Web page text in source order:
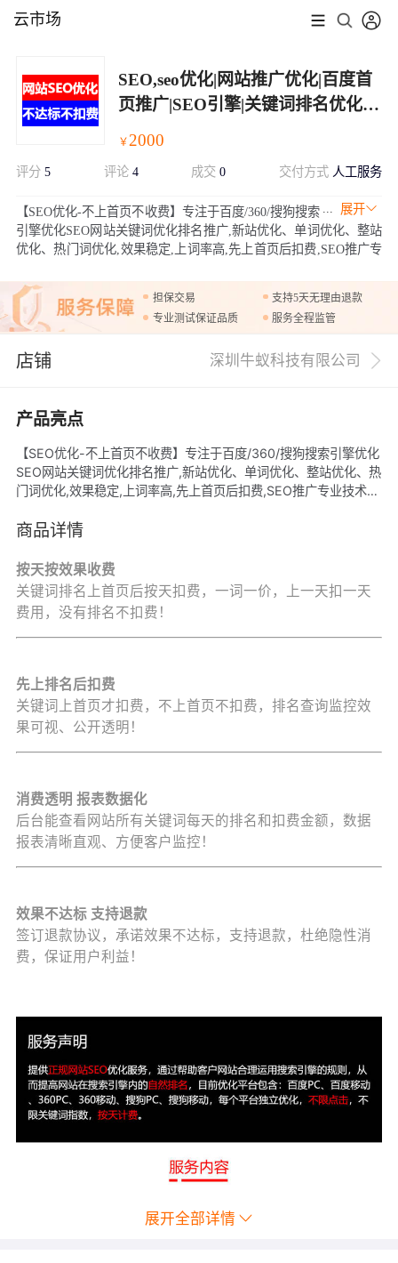
云市场
SEO,seo优化|网站推广优化|百度首
页推广|SEO引擎|关键词排名优化|
￥ 2000
评分 5 评论 4 成交0 交付方式 人工服务
展开
【SEO优化-不上首页不收费】专注于百度/360/搜狗搜索
引擎优化SEO网站关键词优化排名推广,新站优化、单词优化、整站
优化、热门词优化,效果稳定,上词率高,先上首页后扣费,SEO推广专
担保交易
支持5天无理由退款
专业测试保证品质
服务全程监管
店铺 深圳牛蚁科技有限公司
产品亮点
【SEO优化-不上首页不收费】专注于百度/360/搜狗搜索引擎优化
SEO网站关键词优化排名推广,新站优化、单词优化、整站优化、热
门词优化,效果稳定,上词率高,先上首页后扣费,SEO推广专业技术服
商品详情
按天按效果收费
关键词排名上首页后按天扣费，一词一价，上一天扣一天
费用，没有排名不扣费！
先上排名后扣费
关键词上首页才扣费，不上首页不扣费，排名查询监控效
果可视、公开透明！
消费透明 报表数据化
后台能查看网站所有关键词每天的排名和扣费金额，数据
报表清晰直观、方便客户监控！
效果不达标 支持退款
签订退款协议，承诺效果不达标，支持退款，杜绝隐性消
费，保证用户利益！
展开全部详情